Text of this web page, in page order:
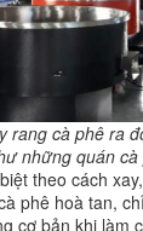
rang cà phê ra
những quán
theo cách
phê hoà tan,
cơ bản khi làm